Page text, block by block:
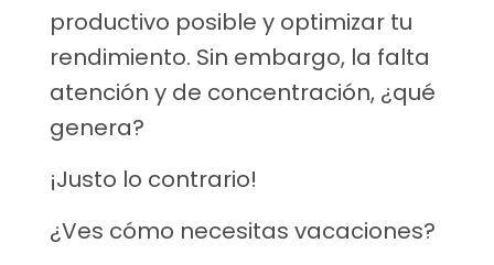
productivo posible y optimizar tu
rendimiento. Sin embargo, la falta
atención y de concentración, ¿qué
genera?
¡Justo lo contrario!
¿Ves cómo necesitas vacaciones?